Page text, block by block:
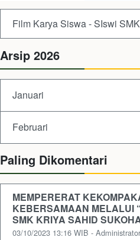
Film Karya Siswa - SIswi
Arsip 2026
Januari
Februari
Paling Dikomentari
MEMPERERAT
KEBERSAMAAN MELALUI
SMK KRIYA SAHID
03/10/2023 13:16 WIB - Administrator